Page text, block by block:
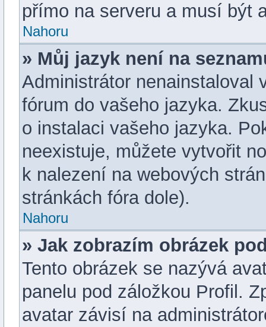
přímo na serveru a musí být
Nahoru
» Můj jazyk není na
Administrátor nenainstaloval
fórum do vašeho jazyka.
o instalaci vašeho jazyka.
neexistuje, můžete vytvořit
k nalezení na webových
stránkách fóra dole).
Nahoru
» Jak zobrazím obrázek
Tento obrázek se nazývá
panelu pod záložkou Profil.
avatar závisí na